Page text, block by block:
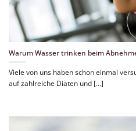
Warum Wasser trinken beim
Viele von uns haben schon einmal
auf zahlreiche Diäten und [...]